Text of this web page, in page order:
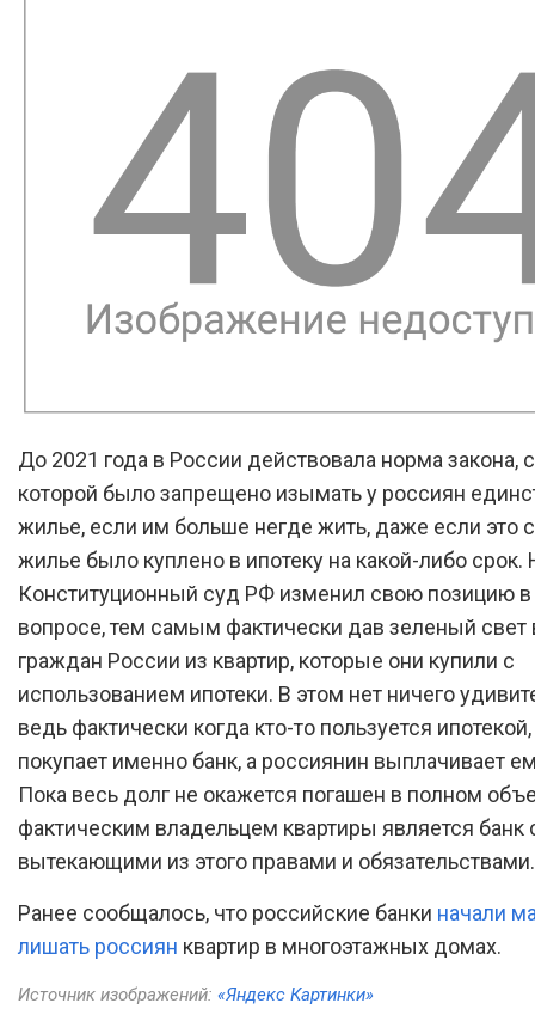
До 2021 года в России действовала норма закона,
которой было запрещено изымать у россиян
жилье, если им больше негде жить, даже если это
жилье было куплено в ипотеку на какой-либо срок.
Конституционный суд РФ изменил свою позицию
вопросе, тем самым фактически дав зеленый
граждан России из квартир, которые они купили с
использованием ипотеки. В этом нет ничего
ведь фактически когда кто-то пользуется
покупает именно банк, а россиянин выплачивает
Пока весь долг не окажется погашен в полном
фактическим владельцем квартиры является банк
вытекающими из этого правами и обязательствами.
Ранее сообщалось, что российские банки начали
лишать россиян квартир в многоэтажных домах.
Источник изображений: «Яндекс Картинки»